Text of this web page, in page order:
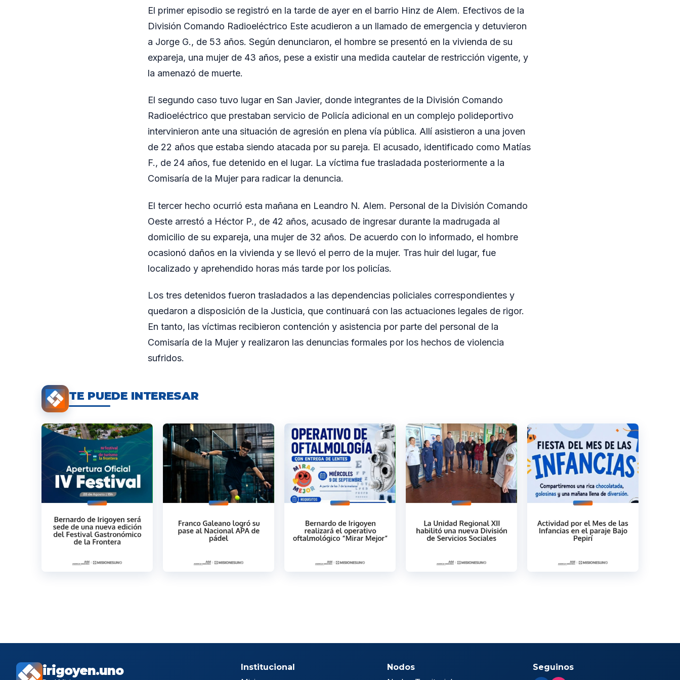
El primer episodio se registró en la tarde de ayer en el barrio Hinz de Alem. Efectivos de la
División Comando Radioeléctrico Este acudieron a un llamado de emergencia y detuvieron
a Jorge G., de 53 años. Según denunciaron, el hombre se presentó en la vivienda de su
expareja, una mujer de 43 años, pese a existir una medida cautelar de restricción vigente, y
la amenazó de muerte.
El segundo caso tuvo lugar en San Javier, donde integrantes de la División Comando
Radioeléctrico que prestaban servicio de Policía adicional en un complejo polideportivo
intervinieron ante una situación de agresión en plena vía pública. Allí asistieron a una joven
de 22 años que estaba siendo atacada por su pareja. El acusado, identificado como Matías
F., de 24 años, fue detenido en el lugar. La víctima fue trasladada posteriormente a la
Comisaría de la Mujer para radicar la denuncia.
El tercer hecho ocurrió esta mañana en Leandro N. Alem. Personal de la División Comando
Oeste arrestó a Héctor P., de 42 años, acusado de ingresar durante la madrugada al
domicilio de su expareja, una mujer de 32 años. De acuerdo con lo informado, el hombre
ocasionó daños en la vivienda y se llevó el perro de la mujer. Tras huir del lugar, fue
localizado y aprehendido horas más tarde por los policías.
Los tres detenidos fueron trasladados a las dependencias policiales correspondientes y
quedaron a disposición de la Justicia, que continuará con las actuaciones legales de rigor.
En tanto, las víctimas recibieron contención y asistencia por parte del personal de la
Comisaría de la Mujer y realizaron las denuncias formales por los hechos de violencia
sufridos.
TE PUEDE INTERESAR
irigoyen.uno Institucional Nodos Seguinos